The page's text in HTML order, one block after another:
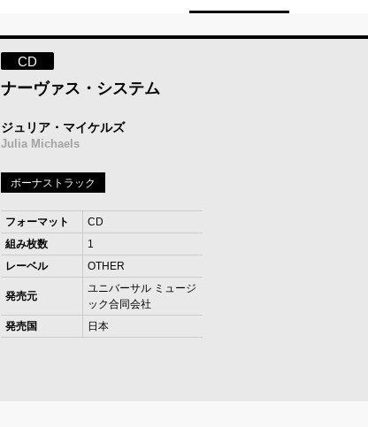
CD
ナーヴァス・システム
ジュリア・マイケルズ
Julia Michaels
ボーナストラック
フォーマット
CD
組み枚数
1
レーベル
OTHER
発売元
ユニバーサル ミュージ
ック合同会社
発売国
日本